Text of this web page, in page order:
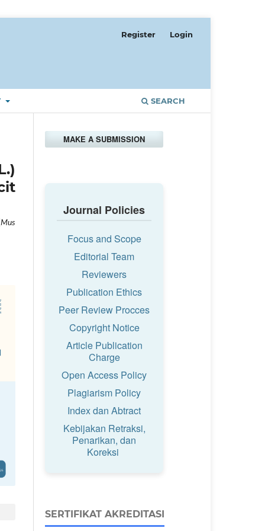
SEARCH
Register Login
Mus
MAKE A SUBMISSION
Journal Policies
Focus and Scope
Editorial Team
Reviewers
Publication Ethics
Peer Review Procces
Copyright Notice
Article Publication
Charge
Open Access Policy
Plagiarism Policy
Index dan Abtract
Kebijakan Retraksi,
Penarikan, dan
Koreksi
SERTIFIKAT AKREDITASI